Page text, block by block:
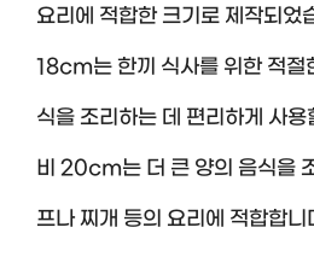
요리에 적합한 크기로 제작되었
18cm는 한끼 식사를 위한 적절
식을 조리하는 데 편리하게 사
비 20cm는 더 큰 양의 음식을
프나 찌개 등의 요리에 적합합니